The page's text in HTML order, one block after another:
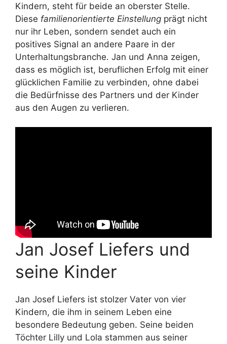
Kindern, steht für beide an oberster Stelle.
Diese familienorientierte Einstellung prägt nicht
nur ihr Leben, sondern sendet auch ein
positives Signal an andere Paare in der
Unterhaltungsbranche. Jan und Anna zeigen,
dass es möglich ist, beruflichen Erfolg mit einer
glücklichen Familie zu verbinden, ohne dabei
die Bedürfnisse des Partners und der Kinder
aus den Augen zu verlieren.
Jan Josef Liefers und
seine Kinder
Jan Josef Liefers ist stolzer Vater von vier
Kindern, die ihm in seinem Leben eine
besondere Bedeutung geben. Seine beiden
Töchter Lilly und Lola stammen aus seiner